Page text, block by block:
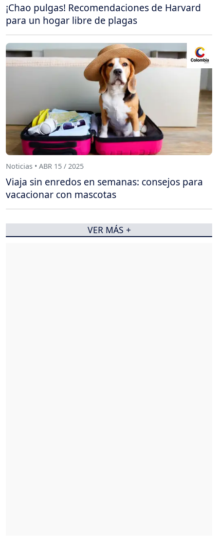
¡Chao pulgas! Recomendaciones de Harvard
para un hogar libre de plagas
Noticias • ABR 15 / 2025
Viaja sin enredos en semanas: consejos para
vacacionar con mascotas
VER MÁS +